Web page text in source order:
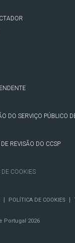
DO SERVIÇO PÚBLICO
REVISÃO DO CCSP
COOKIES
| POLÍTICA DE COOKIES |
Portugal 2026